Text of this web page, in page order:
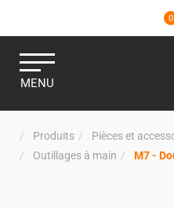
0
MENU
Produits Pièces et
Outillages à main
M7 -